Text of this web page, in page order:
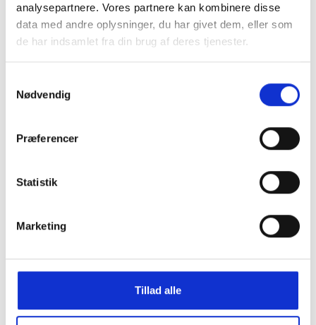
analysepartnere. Vores partnere kan kombinere disse
data med andre oplysninger, du har givet dem, eller som
de har indsamlet fra din brug af deres tjenester.
Nødvendig
Præferencer
Statistik
Marketing
Tillad alle
Pico Beth barette Pico Blomster hoop